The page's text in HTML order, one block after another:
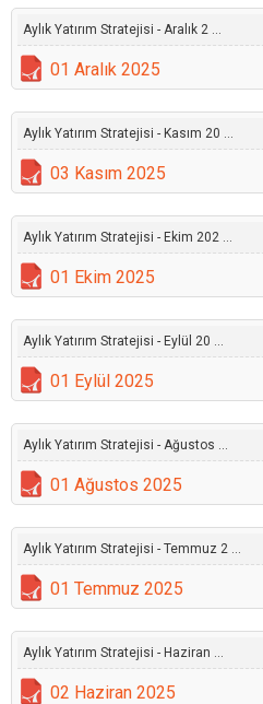
Aylık Yatırım Stratejisi - Aralık 2 ...
01 Aralık 2025
Aylık Yatırım Stratejisi - Kasım 20 ...
03 Kasım 2025
Aylık Yatırım Stratejisi - Ekim 202 ...
01 Ekim 2025
Aylık Yatırım Stratejisi - Eylül 20 ...
01 Eylül 2025
Aylık Yatırım Stratejisi - Ağustos ...
01 Ağustos 2025
Aylık Yatırım Stratejisi - Temmuz 2 ...
01 Temmuz 2025
Aylık Yatırım Stratejisi - Haziran ...
02 Haziran 2025